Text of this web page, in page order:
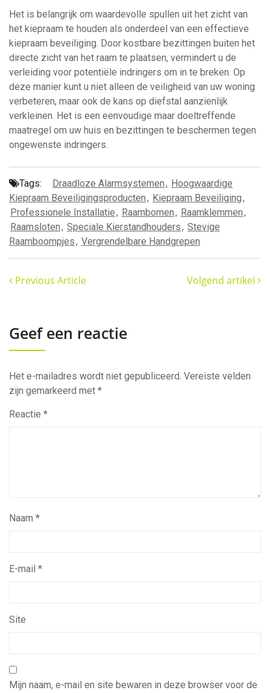
Het is belangrijk om waardevolle spullen uit het zicht van
het kiepraam te houden als onderdeel van een effectieve
kiepraam beveiliging. Door kostbare bezittingen buiten het
directe zicht van het raam te plaatsen, vermindert u de
verleiding voor potentiële indringers om in te breken. Op
deze manier kunt u niet alleen de veiligheid van uw woning
verbeteren, maar ook de kans op diefstal aanzienlijk
verkleinen. Het is een eenvoudige maar doeltreffende
maatregel om uw huis en bezittingen te beschermen tegen
ongewenste indringers.
Tags: Draadloze Alarmsystemen, Hoogwaardige
Kiepraam Beveiligingsproducten, Kiepraam Beveiliging,
Professionele Installatie, Raambomen, Raamklemmen,
Raamsloten, Speciale Kierstandhouders, Stevige
Raamboompjes, Vergrendelbare Handgrepen
Previous Article Volgend artikel
Geef een reactie
Het e-mailadres wordt niet gepubliceerd. Vereiste velden
zijn gemarkeerd met *
Reactie *
Naam *
E-mail *
Site
Mijn naam, e-mail en site bewaren in deze browser voor de